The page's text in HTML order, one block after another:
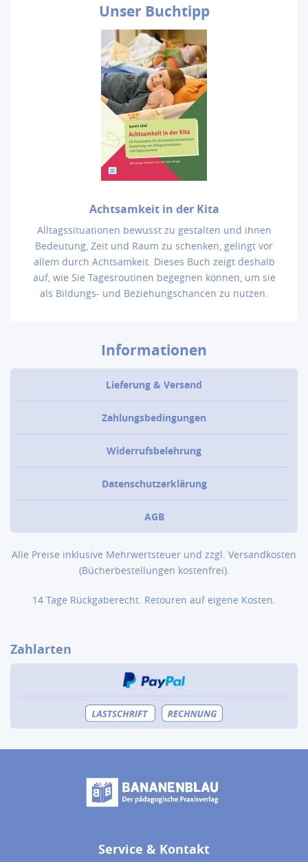
Unser Buchtipp
Achtsamkeit in der Kita
Alltagssituationen bewusst zu gestalten und ihnen
Bedeutung, Zeit und Raum zu schenken, gelingt vor
allem durch Achtsamkeit. Dieses Buch zeigt deshalb
auf, wie Sie Tagesroutinen begegnen können, um sie
als Bildungs- und Beziehungschancen zu nutzen.
Informationen
Lieferung & Versand
Zahlungsbedingungen
Widerrufsbelehrung
Datenschutzerklärung
AGB
Alle Preise inklusive Mehrwertsteuer und zzgl. Versandkosten
(Bücher­bestellungen kostenfrei).
14 Tage Rückgaberecht. Retouren auf eigene Kosten.
Zahlarten
Service & Kontakt